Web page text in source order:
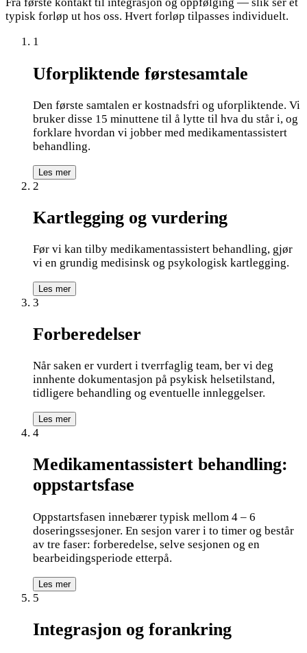
Fra første kontakt til integrasjon og oppfølging — slik ser et
typisk forløp ut hos oss. Hvert forløp tilpasses individuelt.
1
Uforpliktende førstesamtale
Den første samtalen er kostnadsfri og uforpliktende. Vi
bruker disse 15 minuttene til å lytte til hva du står i, og
forklare hvordan vi jobber med medikamentassistert
behandling.
Les mer
2
Kartlegging og vurdering
Før vi kan tilby medikamentassistert behandling, gjør
vi en grundig medisinsk og psykologisk kartlegging.
Les mer
3
Forberedelser
Når saken er vurdert i tverrfaglig team, ber vi deg
innhente dokumentasjon på psykisk helsetilstand,
tidligere behandling og eventuelle innleggelser.
Les mer
4
Medikamentassistert behandling:
oppstartsfase
Oppstartsfasen innebærer typisk mellom 4 – 6
doseringssesjoner. En sesjon varer i to timer og består
av tre faser: forberedelse, selve sesjonen og en
bearbeidingsperiode etterpå.
Les mer
5
Integrasjon og forankring